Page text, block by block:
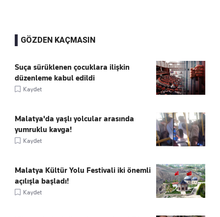
GÖZDEN KAÇMASIN
Suça sürüklenen çocuklara ilişkin
düzenleme kabul edildi
Kaydet
Malatya'da yaşlı yolcular arasında
yumruklu kavga!
Kaydet
Malatya Kültür Yolu Festivali iki önemli
açılışla başladı!
Kaydet